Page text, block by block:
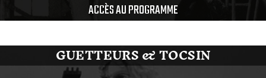
ACCÈS AU PROGRAMME
GUETTEURS & TOCSIN